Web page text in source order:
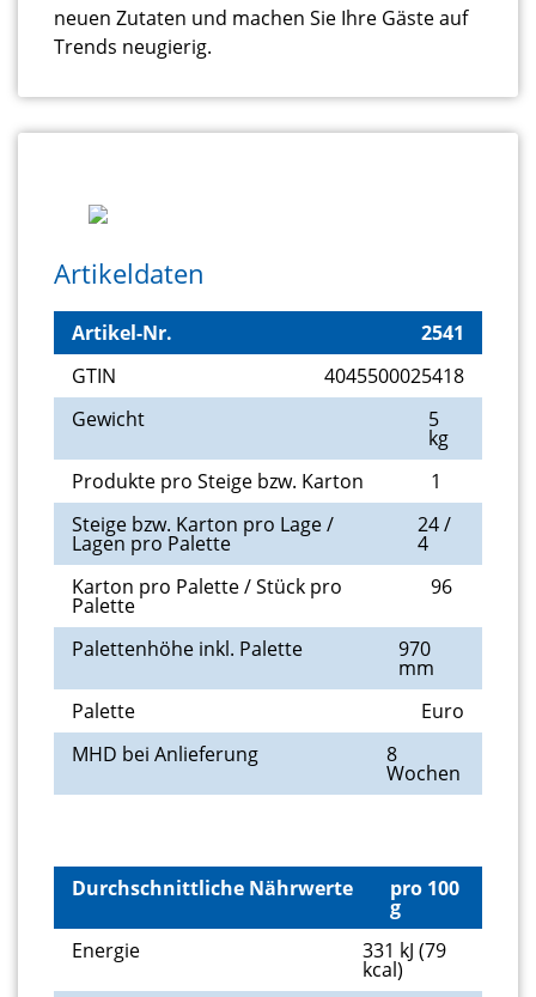
neuen Zutaten und machen Sie Ihre Gäste auf
Trends neugierig.
Artikeldaten
Artikel-Nr.
2541
GTIN
4045500025418
Gewicht
5
kg
Produkte pro Steige bzw. Karton
1
Steige bzw. Karton pro Lage /
Lagen pro Palette
24 /
4
Karton pro Palette / Stück pro
Palette
96
Palettenhöhe inkl. Palette 970
mm
Palette
Euro
MHD bei Anlieferung
8
Wochen
Durchschnittliche Nährwerte pro 100
g
Energie
331 kJ (79
kcal)